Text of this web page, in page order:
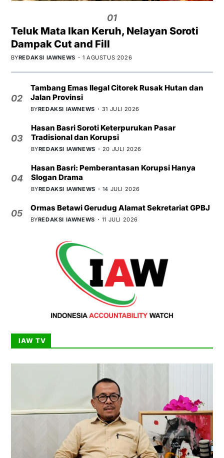
01
Teluk Mata Ikan Keruh, Nelayan Soroti
Dampak Cut and Fill
BYREDAKSI IAWNEWS 1 AGUSTUS 2026
02
Tambang Emas Ilegal Citorek Rusak Hutan dan
Jalan Provinsi
BYREDAKSI IAWNEWS 31 JULI 2026
03
Hasan Basri Soroti Keterpurukan Pasar
Tradisional dan Korupsi
BYREDAKSI IAWNEWS 20 JULI 2026
04
Hasan Basri: Pemberantasan Korupsi Hanya
Slogan Drama
BYREDAKSI IAWNEWS 14 JULI 2026
05
Ormas Betawi Gerudug Alamat Sekretariat GPBJ
BYREDAKSI IAWNEWS 11 JULI 2026
IAW TV